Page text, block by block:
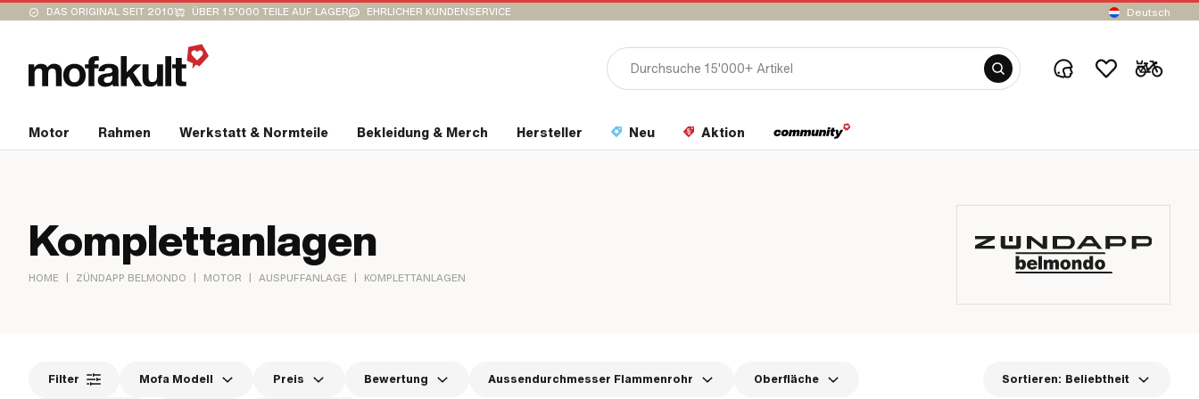
DAS ORIGINAL SEIT 2010 ÜBER 15’000 TEILE AUF LAGER EHRLICHER KUNDENSERVICE Deutsch
Motor Rahmen Werkstatt & Normteile Bekleidung & Merch Hersteller Neu Aktion
Komplettanlagen
HOME | ZÜNDAPP BELMONDO | MOTOR | AUSPUFFANLAGE | KOMPLETTANLAGEN
Filter Mofa Modell Preis Bewertung Aussendurchmesser Flammenrohr Oberfläche Sortieren: Beliebtheit